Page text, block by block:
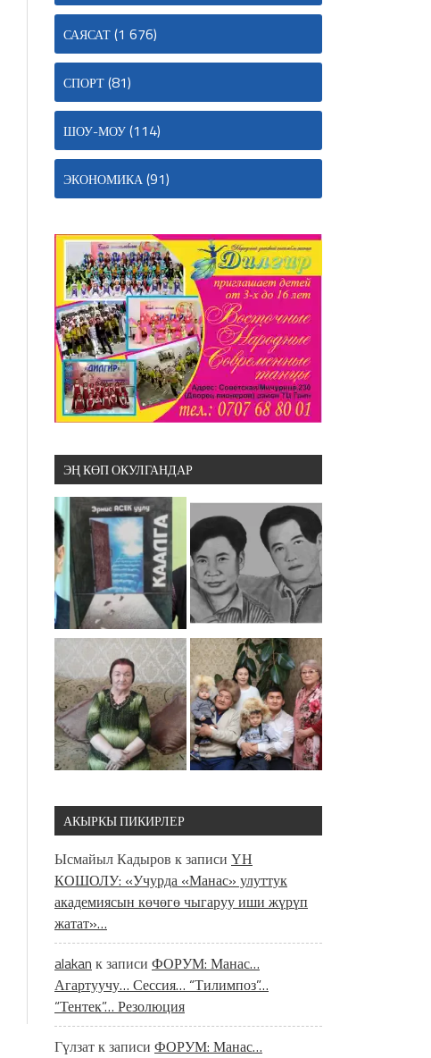
САЯСАТ(1 676)
СПОРТ(81)
ШОУ-МОУ(114)
ЭКОНОМИКА(91)
ЭҢ КӨП ОКУЛГАНДАР
АКЫРКЫ ПИКИРЛЕР
Ысмайыл Кадыров к записи ҮН
КОШОЛУ: «Учурда «Манас» улуттук
академиясын көчөгө чыгаруу иши жүрүп
жатат»…
alakan к записи ФОРУМ: Манас…
Агартуучу… Сессия… “Тилимпоз”…
“Тентек”… Резолюция
Гүлзатк записи ФОРУМ: Манас…